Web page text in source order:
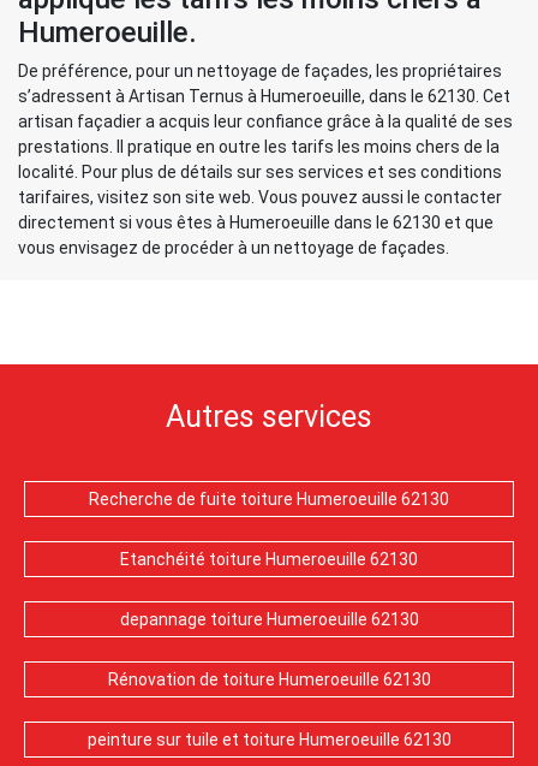
Humeroeuille.
De préférence, pour un nettoyage de façades, les propriétaires
s’adressent à Artisan Ternus à Humeroeuille, dans le 62130. Cet
artisan façadier a acquis leur confiance grâce à la qualité de ses
prestations. Il pratique en outre les tarifs les moins chers de la
localité. Pour plus de détails sur ses services et ses conditions
tarifaires, visitez son site web. Vous pouvez aussi le contacter
directement si vous êtes à Humeroeuille dans le 62130 et que
vous envisagez de procéder à un nettoyage de façades.
Autres services
Recherche de fuite toiture Humeroeuille 62130
Etanchéité toiture Humeroeuille 62130
depannage toiture Humeroeuille 62130
Rénovation de toiture Humeroeuille 62130
peinture sur tuile et toiture Humeroeuille 62130